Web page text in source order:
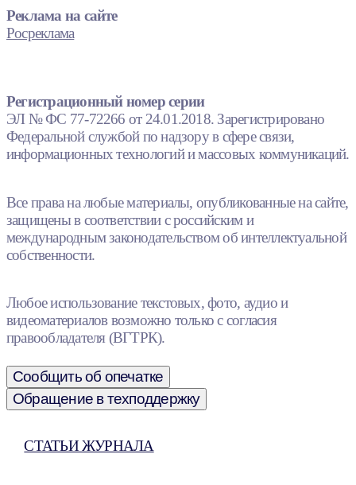
Реклама на сайте
Росреклама
Регистрационный номер серии
ЭЛ № ФС 77-72266 от 24.01.2018. Зарегистрировано
Федеральной службой по надзору в сфере связи,
информационных технологий и массовых коммуникаций.
Все права на любые материалы, опубликованные на сайте,
защищены в соответствии с российским и
международным законодательством об интеллектуальной
собственности.
Любое использование текстовых, фото, аудио и
видеоматериалов возможно только с согласия
правообладателя (ВГТРК).
Сообщить об опечатке
Обращение в техподдержку
СТАТЬИ ЖУРНАЛА